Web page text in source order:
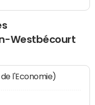
Westbécourt
l'Economie)